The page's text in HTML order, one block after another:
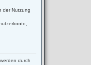
der Nutzung
durch